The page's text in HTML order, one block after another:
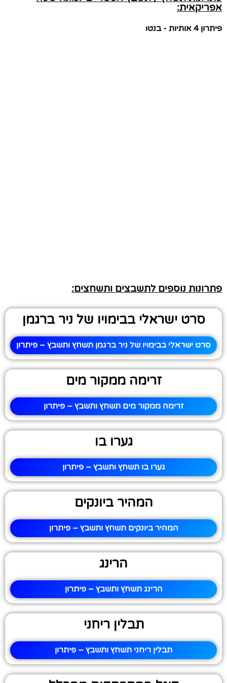
אפריקאית:
פיתרון 4 אותיות - בנטו
פתרונות נוספים לתשבצים ותשחצים:
סרט ישראלי בבימויו של ניר ברגמן
סרט ישראלי בבימויו של ניר ברגמן תשחץ ותשבץ – פיתרון
זרימה ממקור מים
זרימה ממקור מים תשחץ ותשבץ – פיתרון
גערו בו
גערו בו תשחץ ותשבץ – פיתרון
המהיר ביונקים
המהיר ביונקים תשחץ ותשבץ – פיתרון
הרינג
הרינג תשחץ ותשבץ – פיתרון
תבלין ריחני
תבלין ריחני תשחץ ותשבץ – פיתרון